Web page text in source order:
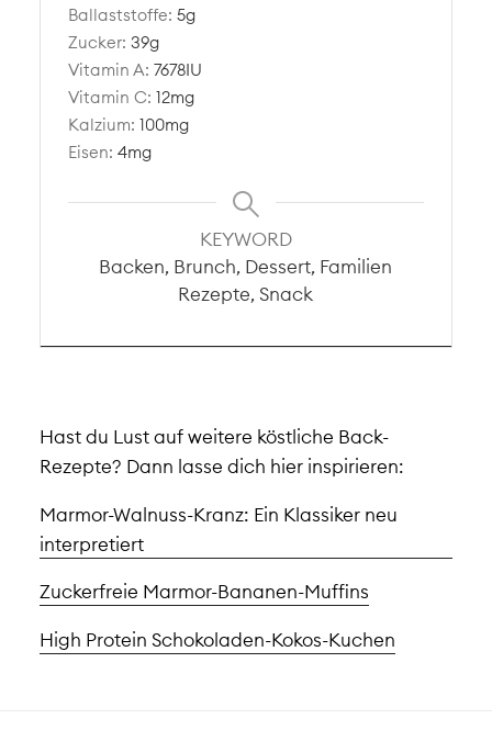
Ballaststoffe:5g
Zucker:39g
Vitamin A:7678IU
Vitamin C:12mg
Kalzium:100mg
Eisen:4mg
KEYWORD
Backen, Brunch, Dessert, Familien
Rezepte, Snack
Hast du Lust auf weitere köstliche Back-
Rezepte? Dann lasse dich hier inspirieren:
Marmor-Walnuss-Kranz: Ein Klassiker neu
interpretiert
Zuckerfreie Marmor-Bananen-Muffins
High Protein Schokoladen-Kokos-Kuchen